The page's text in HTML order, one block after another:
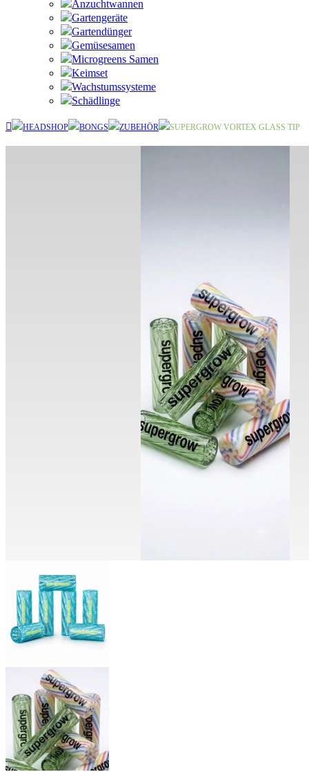
Anzuchtwannen
Gartengeräte
Gartendünger
Gemüsesamen
Microgreens Samen
Keimset
Wachstumssysteme
Schädlinge
HEADSHOP BONGS ZUBEHÖR SUPERGROW VORTEX GLASS TIP